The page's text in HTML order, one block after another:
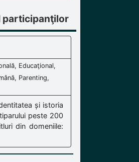
participanţilor
Educaţional,
Parenting,
și istoria
peste 200
din domeniile: